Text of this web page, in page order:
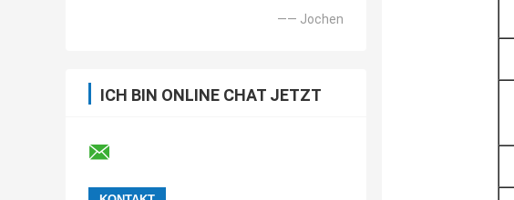
—— Jochen
ICH BIN ONLINE CHAT JETZT